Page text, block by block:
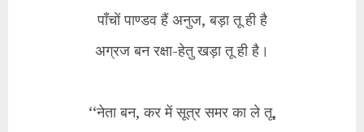
पाँचों पाण्डव हैं अनुज, बड़ा तू ही है
अग्रज बन रक्षा-हेतु खड़ा तू ही है।
‘‘नेता बन, कर में सूत्र समर का ले तू,